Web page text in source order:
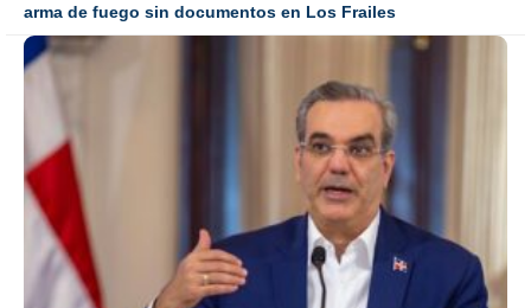
arma de fuego sin documentos en Los Frailes